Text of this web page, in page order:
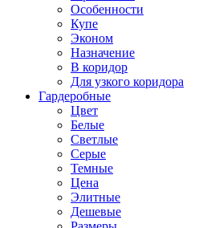
Особенности
Купе
Эконом
Назначение
В коридор
Для узкого коридора
Гардеробные
Цвет
Белые
Светлые
Серые
Темные
Цена
Элитные
Дешевые